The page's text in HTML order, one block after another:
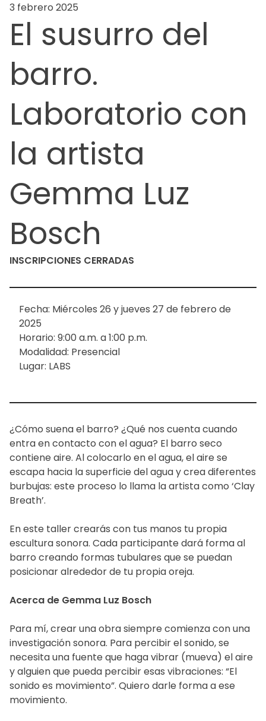
3 febrero 2025
El susurro del
barro.
Laboratorio con
la artista
Gemma Luz
Bosch
INSCRIPCIONES CERRADAS
Fecha: Miércoles 26 y jueves 27 de febrero de
2025
Horario: 9:00 a.m. a 1:00 p.m.
Modalidad: Presencial
Lugar: LABS
¿Cómo suena el barro? ¿Qué nos cuenta cuando
entra en contacto con el agua? El barro seco
contiene aire. Al colocarlo en el agua, el aire se
escapa hacia la superficie del agua y crea diferentes
burbujas: este proceso lo llama la artista como ‘Clay
Breath’.
En este taller crearás con tus manos tu propia
escultura sonora. Cada participante dará forma al
barro creando formas tubulares que se puedan
posicionar alrededor de tu propia oreja.
Acerca de Gemma Luz Bosch
Para mí, crear una obra siempre comienza con una
investigación sonora. Para percibir el sonido, se
necesita una fuente que haga vibrar (mueva) el aire
y alguien que pueda percibir esas vibraciones: “El
sonido es movimiento”. Quiero darle forma a ese
movimiento.